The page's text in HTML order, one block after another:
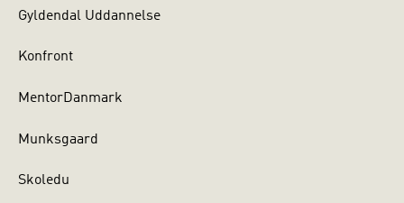
Gyldendal Uddannelse
Konfront
MentorDanmark
Munksgaard
Skoledu